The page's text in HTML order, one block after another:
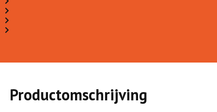
Productomschrijving